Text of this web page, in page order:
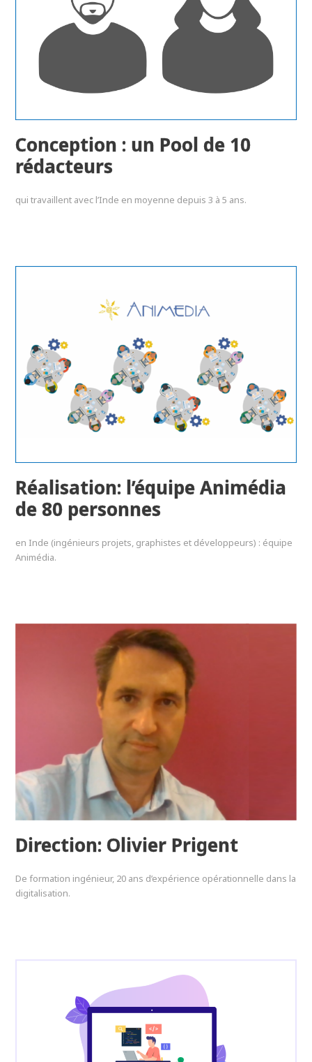
Conception : un Pool de 10
rédacteurs
qui travaillent avec l’Inde en moyenne depuis 3 à 5 ans.
Réalisation: l’équipe Animédia
de 80 personnes
en Inde (ingénieurs projets, graphistes et développeurs) : équipe
Animédia.
Direction: Olivier Prigent
De formation ingénieur, 20 ans d’expérience opérationnelle dans la
digitalisation.